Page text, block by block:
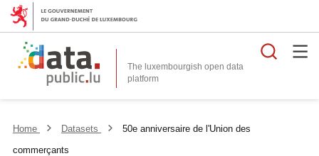
The luxembourgish open data
platform
Home Datasets
50e anniversaire de l'Union des
commerçants